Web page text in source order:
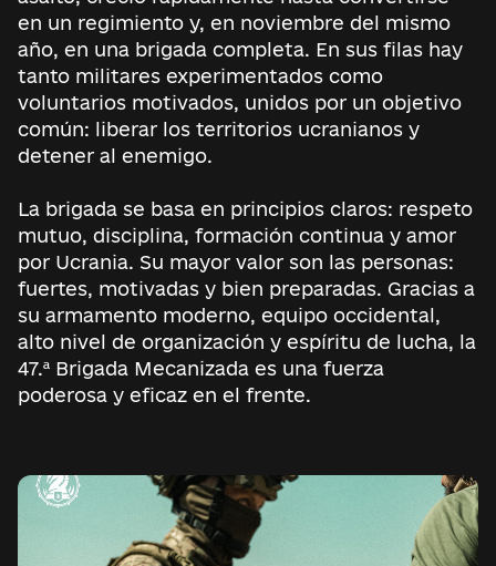
en un regimiento y, en noviembre del mismo
año, en una brigada completa. En sus filas hay
tanto militares experimentados como
voluntarios motivados, unidos por un objetivo
común: liberar los territorios ucranianos y
detener al enemigo.
La brigada se basa en principios claros: respeto
mutuo, disciplina, formación continua y amor
por Ucrania. Su mayor valor son las personas:
fuertes, motivadas y bien preparadas. Gracias a
su armamento moderno, equipo occidental,
alto nivel de organización y espíritu de lucha, la
47.ª Brigada Mecanizada es una fuerza
poderosa y eficaz en el frente.